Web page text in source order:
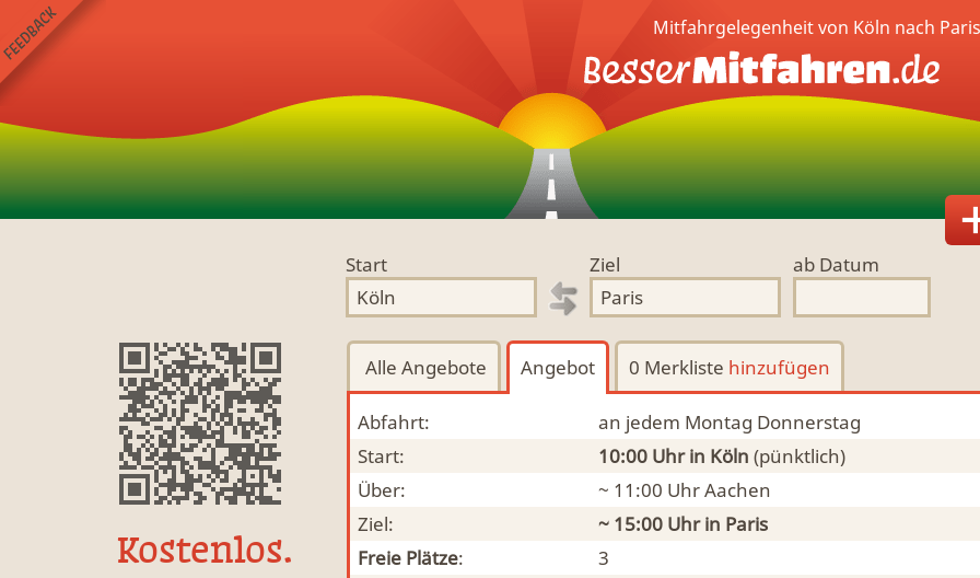
Start
Ziel
ab Datum
Kostenlos.
Mitfahrgelegenheit von Köln nach
Alle Angebote Angebot 0 Merkliste hinzufügen
Abfahrt:
an jedem Montag Donnerstag
Start:
10:00 Uhrin Köln (pünktlich)
Über:
~ 11:00 UhrAachen
Ziel:
~ 15:00 Uhr in Paris
Freie Plätze:
3